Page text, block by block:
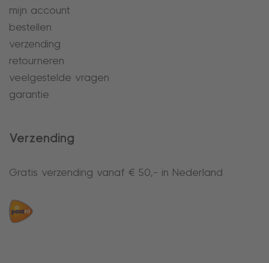
mijn account
bestellen
verzending
retourneren
veelgestelde vragen
garantie
Verzending
Gratis verzending vanaf € 50,- in Nederland